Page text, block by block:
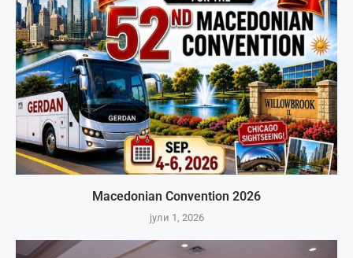
Macedonian Convention 2026
јули 1, 2026